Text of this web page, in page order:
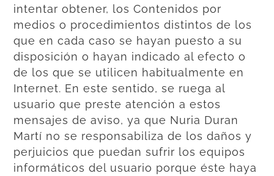
intentar obtener, los Contenidos por
medios o procedimientos distintos de los
que en cada caso se hayan puesto a su
disposición o hayan indicado al efecto o
de los que se utilicen habitualmente en
Internet. En este sentido, se ruega al
usuario que preste atención a estos
mensajes de aviso, ya que Nuria Duran
Martí no se responsabiliza de los daños y
perjuicios que puedan sufrir los equipos
informáticos del usuario porque éste haya